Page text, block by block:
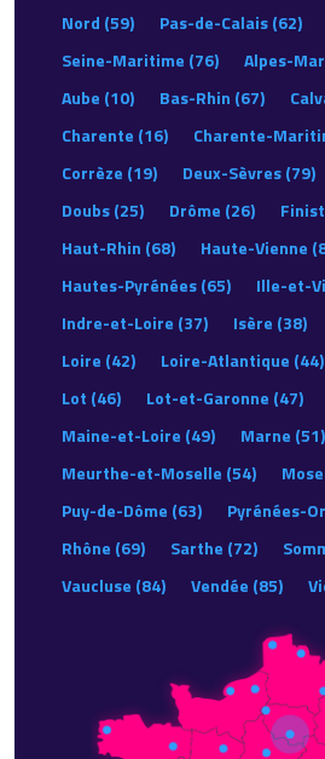
Nord (59)
Pas-de-Calais (62)
Seine-Maritime (76)
Alpes-
Aube (10)
Bas-Rhin (67)
Charente (16)
Charente-
Corrèze (19)
Deux-Sèvres (79)
Doubs (25)
Drôme (26)
Haut-Rhin (68)
Haute-Vienne
Hautes-Pyrénées (65)
Ille-et-
Indre-et-Loire (37)
Isère (38)
Loire (42)
Loire-Atlantique (44)
Lot (46)
Lot-et-Garonne (47)
Maine-et-Loire (49)
Marne (51)
Meurthe-et-Moselle (54)
Puy-de-Dôme (63)
Pyrénées-
Rhône (69)
Sarthe (72)
Vaucluse (84)
Vendée (85)